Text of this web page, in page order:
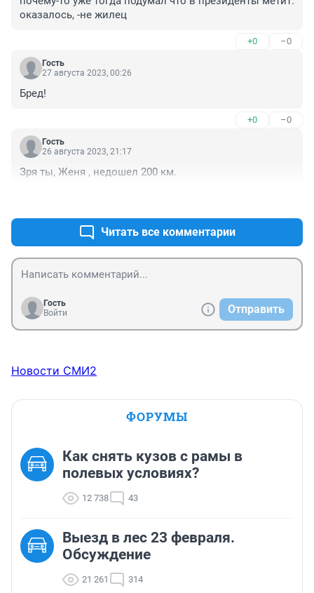
оказалось, -не жилец
+0 –0
Гость
27 августа 2023, 00:26
Бред!
+0 –0
Гость
26 августа 2023, 21:17
Зря ты, Женя , недошел 200 км.
Читать все комментарии
Гость
Войти
Отправить
Новости СМИ2
ФОРУМЫ
Как снять кузов с рамы в
полевых условиях?
12 738 43
Выезд в лес 23 февраля.
Обсуждение
21 261 314